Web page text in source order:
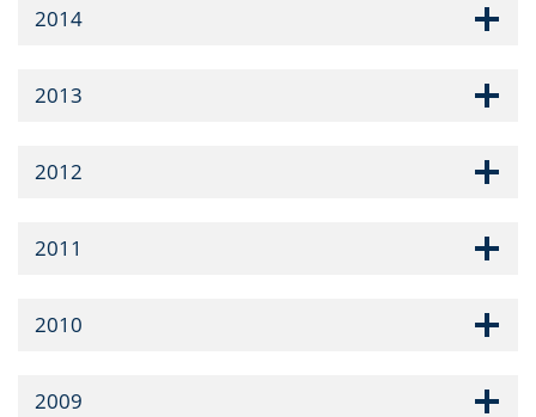
2014
2013
2012
2011
2010
2009